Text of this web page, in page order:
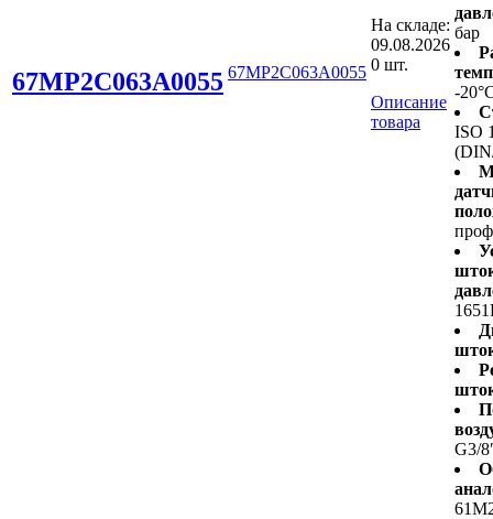
67MP2C063A0055 67MP2C063A0055
На складе:
09.08.2026
0 шт.
Описание
товара
бар
-
ISO
G3/